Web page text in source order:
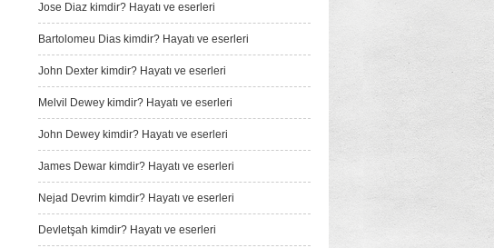
Jose Diaz kimdir? Hayatı ve eserleri
Bartolomeu Dias kimdir? Hayatı ve eserleri
John Dexter kimdir? Hayatı ve eserleri
Melvil Dewey kimdir? Hayatı ve eserleri
John Dewey kimdir? Hayatı ve eserleri
James Dewar kimdir? Hayatı ve eserleri
Nejad Devrim kimdir? Hayatı ve eserleri
Devletşah kimdir? Hayatı ve eserleri